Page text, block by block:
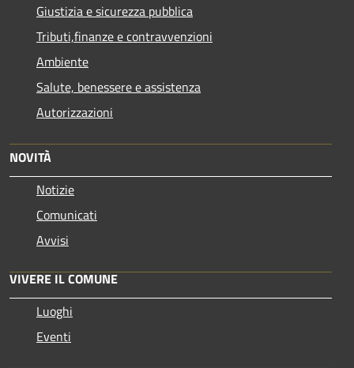
Giustizia e sicurezza pubblica
Tributi,finanze e contravvenzioni
Ambiente
Salute, benessere e assistenza
Autorizzazioni
NOVITÀ
Notizie
Comunicati
Avvisi
VIVERE IL COMUNE
Luoghi
Eventi